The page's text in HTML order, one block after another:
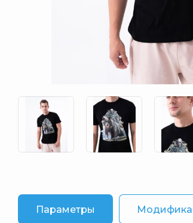
Параметры